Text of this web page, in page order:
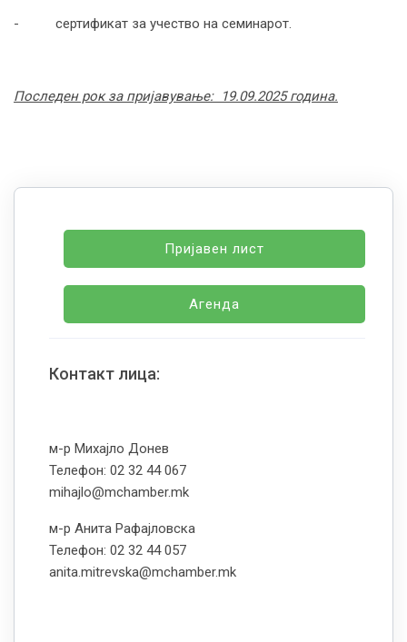
- сертификат за учество на семинарот.
Последен рок за пријавување: 19.09.2025 година.
Пријавен лист
Агенда
Контакт лица:
м-р Михајло Донев
Телефон: 02 32 44 067
mihajlo@mchamber.mk
м-р Анита Рафајловска
Телефон: 02 32 44 057
anita.mitrevska@mchamber.mk